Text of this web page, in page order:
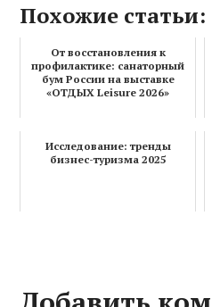
Похожие статьи:
От восстановления к
профилактике: санаторный
бум России на выставке
«ОТДЫХ Leisure 2026»
Исследование: тренды
бизнес-туризма 2025